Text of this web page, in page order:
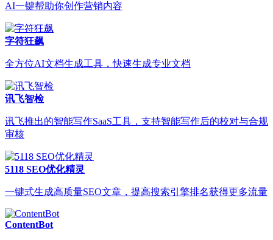
AI一键帮助你创作营销内容
字符狂飙
全方位AI文档生成工具，快速生成专业文档
讯飞智检
讯飞推出的智能写作SaaS工具，支持智能写作后的校对与合规
审核
5118 SEO优化精灵
一键式生成高质量SEO文章，提高搜索引擎排名获得更多流量
ContentBot